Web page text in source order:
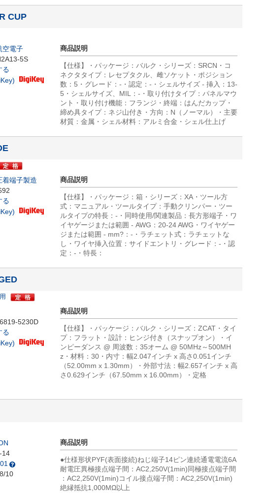
CUP
空電子
5S
る
商品説明
【仕様】・パッケージ：バルク・シリーズ：SRCN・コ
ネクタタイプ：レセプタクル、雌ソケット・ポジション
数：5・グレード：-・認定：-・シェルサイズ - 挿入：13-
5・シェルサイズ、MIL：-・取り付けタイプ：パネルマウ
ント・取り付け機能：フランジ・終端：はんだカップ・
締め具タイプ：ネジ山付き・方向：N（ノーマル）・主要
材質：金属・シェル材料：アルミ合金・シェル仕上げ
着端子製造
る
商品説明
【仕様】・パッケージ：箱・シリーズ：XA・ツール方
式：マニュアル・ツールタイプ：手動クリンパー・ツー
ルタイプの特長：-・同時使用/関連製品：長方形端子・ワ
イヤゲージまたは範囲 - AWG：20-24 AWG・ワイヤゲー
ジまたは範囲 - mm?：-・ラチェット式：ラチェットな
し・ワイヤ挿入位置：サイドエントリ・グレード：-・認
定：-・特長：
5230D
る
商品説明
【仕様】・パッケージ：バルク・シリーズ：ZCAT・タイ
プ：フラット・設計：ヒンジ付き（スナップオン）・イ
ンピーダンス @ 周波数：35オーム @ 50MHz～500MH
z・材料：30・内寸：幅2.047インチ x 高さ0.051インチ
（52.00mm x 1.30mm）・外部寸法：幅2.657インチ x 高
さ0.629インチ（67.50mm x 16.00mm）・定格
14
10
商品説明
●仕様形状PYF(表面接続)ねじ端子14ピン連続通電電流6A
耐電圧異極接点端子間：AC2,250V(1min)同極接点端子間
：AC2,250V(1min)コイル接点端子間：AC2,250V(1min)
絶縁抵抗1,000MΩ以上